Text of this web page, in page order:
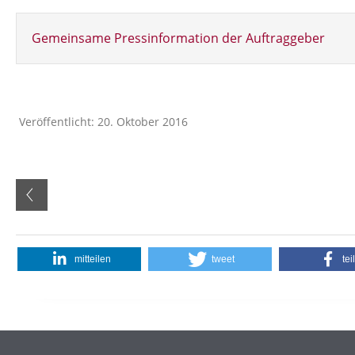
Gemeinsame Pressinformation der Auftraggeber
Veröffentlicht: 20. Oktober 2016
mitteilen tweet